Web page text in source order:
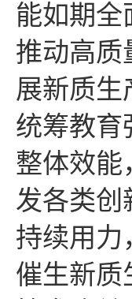
能如期全
推动高质
展新质生
统筹教育
整体效能
发各类创
持续用力
催生新质